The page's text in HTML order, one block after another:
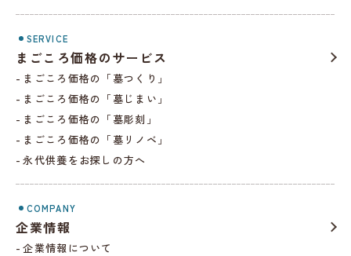
SERVICE
まごころ価格のサービス
まごころ価格の「墓つくり」
まごころ価格の「墓じまい」
まごころ価格の「墓彫刻」
まごころ価格の「墓リノベ」
永代供養をお探しの方へ
COMPANY
企業情報
企業情報について